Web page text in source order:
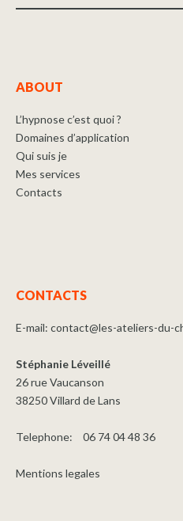
ABOUT
L’hypnose c’est quoi ?
Domaines d’application
Qui suis je
Mes services
Contacts
CONTACTS
E-mail: contact@les-ateliers-du-
Stéphanie Léveillé
26 rue Vaucanson
38250 Villard de Lans
Telephone: 06 74 04 48 36
Mentions legales